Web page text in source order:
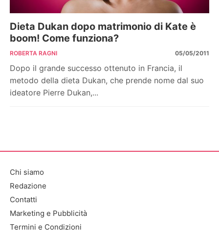
Dieta Dukan dopo matrimonio di Kate è
boom! Come funziona?
ROBERTA RAGNI 05/05/2011
Dopo il grande successo ottenuto in Francia, il
metodo della dieta Dukan, che prende nome dal suo
ideatore Pierre Dukan,...
Chi siamo
Redazione
Contatti
Marketing e Pubblicità
Termini e Condizioni